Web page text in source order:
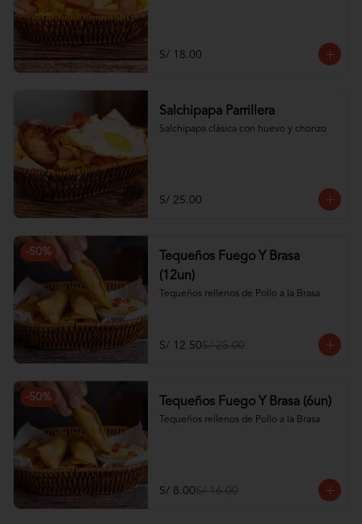
S/ 18.00
Salchipapa Parrillera
Salchipapa clásica con huevo y chorizo
S/ 25.00
-50%
Tequeños Fuego Y Brasa
(12un)
Tequeños rellenos de Pollo a la Brasa
S/ 12.50S/ 25.00
-50% Tequeños Fuego Y Brasa (6un)
Tequeños rellenos de Pollo a la Brasa
S/ 8.00S/ 16.00